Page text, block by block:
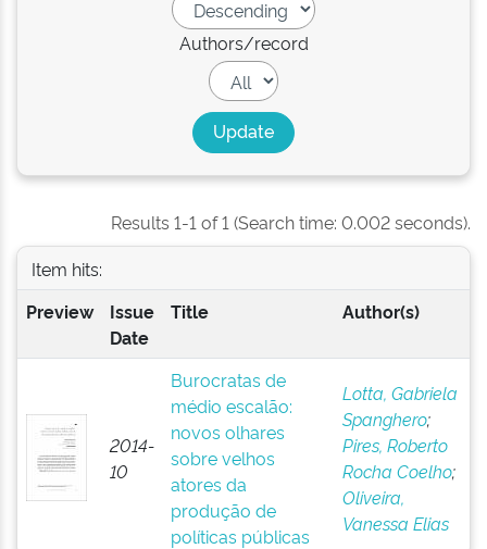
Authors/record
Results 1-1 of 1 (Search time: 0.002 seconds).
Item hits:
Preview
Issue
Date
Title Author(s)
2014-
10
Burocratas de
médio escalão:
novos olhares
sobre velhos
atores da
produção de
políticas públicas
Lotta, Gabriela
Spanghero;
Pires, Roberto
Rocha Coelho;
Oliveira,
Vanessa Elias